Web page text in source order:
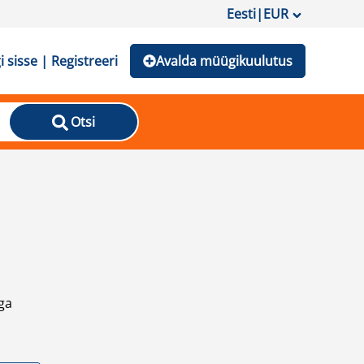
Eesti|EUR
sisse | Registreeri Avalda müügikuulutus
Otsi